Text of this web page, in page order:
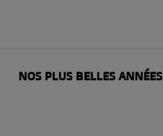
NOS PLUS BELLES ANNÉES